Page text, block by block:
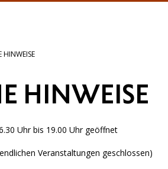
HINWEISE
Uhr bis 19.00 Uhr geöffnet
Veranstaltungen geschlossen)